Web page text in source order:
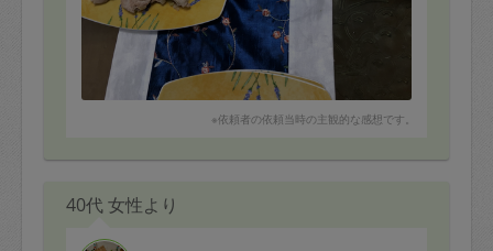
※依頼者の依頼当時の主観的な感想です。
40代 女性より